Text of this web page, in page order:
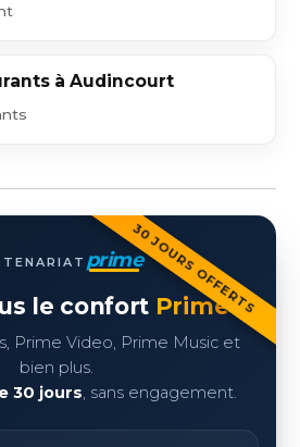
à Audincourt
30 JOURS OFFERTS
prime
le confort Prime
Prime Video, Prime Music et
bien plus.
30 jours, sans engagement.